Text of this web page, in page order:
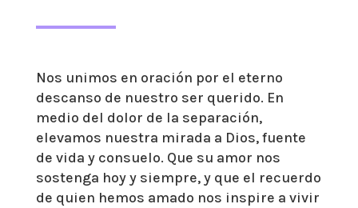
Nos unimos en oración por el eterno
descanso de nuestro ser querido. En
medio del dolor de la separación,
elevamos nuestra mirada a Dios, fuente
de vida y consuelo. Que su amor nos
sostenga hoy y siempre, y que el recuerdo
de quien hemos amado nos inspire a vivir